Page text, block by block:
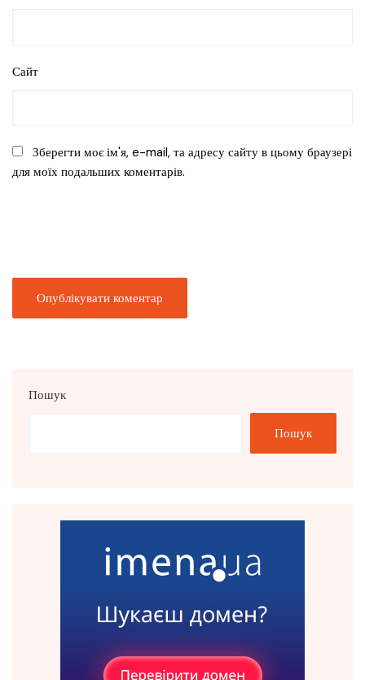
Сайт
Зберегти моє ім'я, e-mail, та адресу сайту в цьому браузері
для моїх подальших коментарів.
Пошук
Пошук